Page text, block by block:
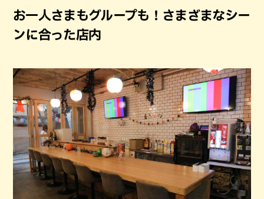
お一人さまもグループも！さまざまなシー
ンに合った店内